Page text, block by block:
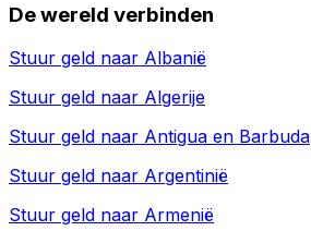
De wereld verbinden
Stuur geld naar Albanië
Stuur geld naar Algerije
Stuur geld naar Antigua en Barbuda
Stuur geld naar Argentinië
Stuur geld naar Armenië